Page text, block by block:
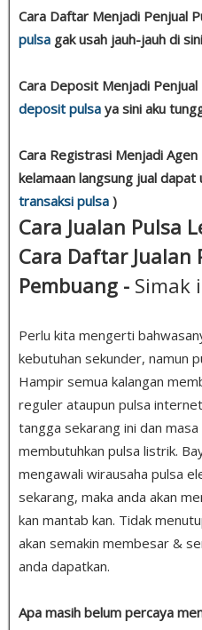
Cara Daftar Menjadi Penjual
pulsa gak usah jauh-jauh di
Cara Deposit Menjadi
deposit pulsa ya sini aku
Cara Registrasi Menjadi Agen
kelamaan langsung jual dapat
transaksi pulsa )
Cara Jualan Pulsa
Cara Daftar Jualan
Pembuang - Simak
Perlu kita mengerti
kebutuhan sekunder, namun
Hampir semua kalangan
reguler ataupun pulsa
tangga sekarang ini dan
membutuhkan pulsa listrik.
mengawali wirausaha pulsa
sekarang, maka anda akan
kan mantab kan. Tidak
akan semakin membesar &
anda dapatkan.
Apa masih belum percaya